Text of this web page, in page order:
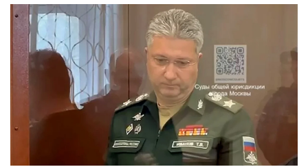
Нажимая кнопку «Стать соучастником»,
я принимаю условия и подтверждаю свое гражданство РФ
СТАТЬ СОУЧАСТНИКОМ
ПОДЕЛИТЬСЯ С ДРУЗЬЯМИ
Если у вас есть вопросы, пишите donate@novayagazeta.ruили
+7 (929) 612-03-68